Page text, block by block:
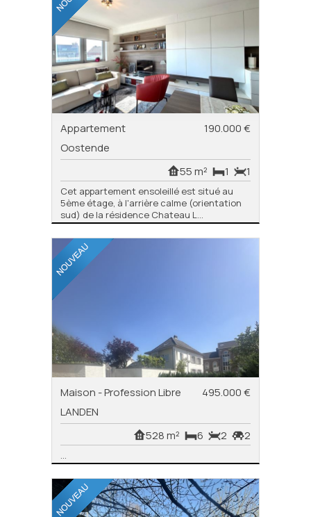
Appartement
190.000 €
Oostende
1
1
55 m²
Cet appartement ensoleillé est situé au
5ème étage, à l'arrière calme (orientation
sud) de la résidence Chateau L...
Maison - Profession Libre
495.000 €
LANDEN
2
2
6
528 m²
...